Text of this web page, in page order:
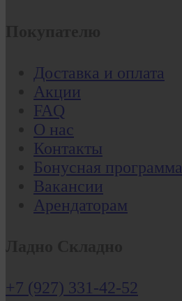
Доставка и оплата
Акции
FAQ
О нас
Контакты
Бонусная программа
Вакансии
Арендаторам
+7 (927) 331-42-52